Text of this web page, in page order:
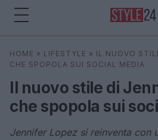
Cerca
HOME » LIFESTYLE » IL NUOVO
CHE SPOPOLA SUI SOCIAL MEDIA
Il nuovo stile di
che spopola sui
Jennifer Lopez si reinventa con